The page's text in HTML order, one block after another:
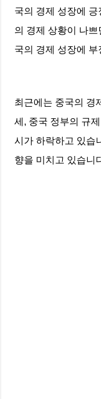
국의 경제 성장에
의 경제 상황이 나
국의 경제 성장에
최근에는 중국의 경
세, 중국 정부의 규
시가 하락하고 있습
향을 미치고 있습니